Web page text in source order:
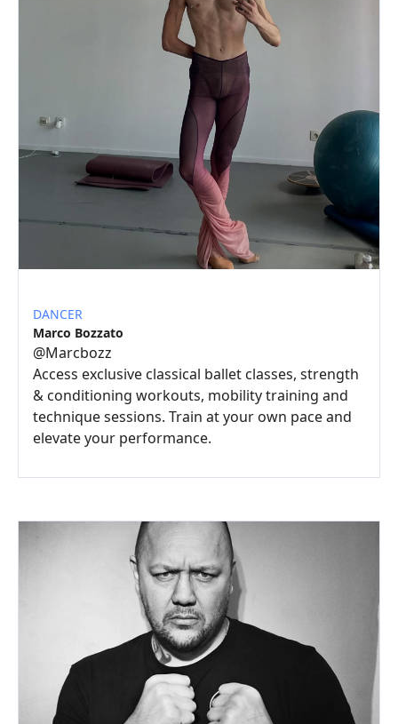
DANCER
Marco Bozzato
@Marcbozz
Access exclusive classical ballet classes, strength
& conditioning workouts, mobility training and
technique sessions. Train at your own pace and
elevate your performance.